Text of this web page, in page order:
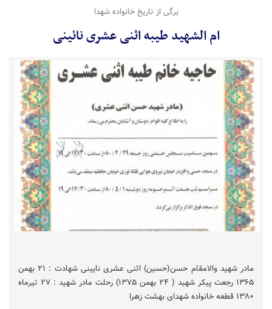
برگی از تاریخ خانواده شهدا
ام الشهید طیبه اثنی عشری نائینی
مادر شهید والامقام حسن(حسین) اثنی عشری نایینی شهادت : ۲۱ بهمن
۱۳۶۵ رجعت پیکر شهید ( ۲۴ بهمن ۱۳۷۵) رحلت مادر شهید : ۲۷ تیرماه
۱۳۸۰ قطعه خانواده شهدای بهشت زهرا